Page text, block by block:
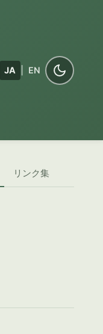
JA EN
リンク集